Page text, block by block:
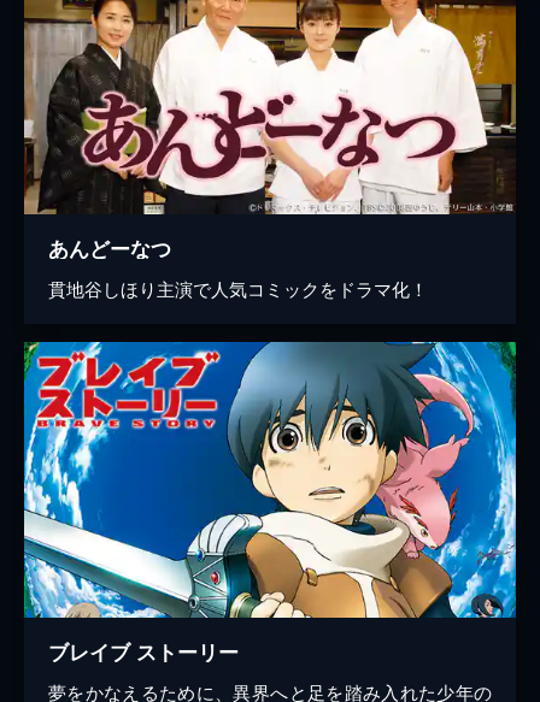
あんどーなつ
貫地谷しほり主演で人気コミックをドラマ化！
ブレイブ ストーリー
夢をかなえるために、異界へと足を踏み入れた少年の